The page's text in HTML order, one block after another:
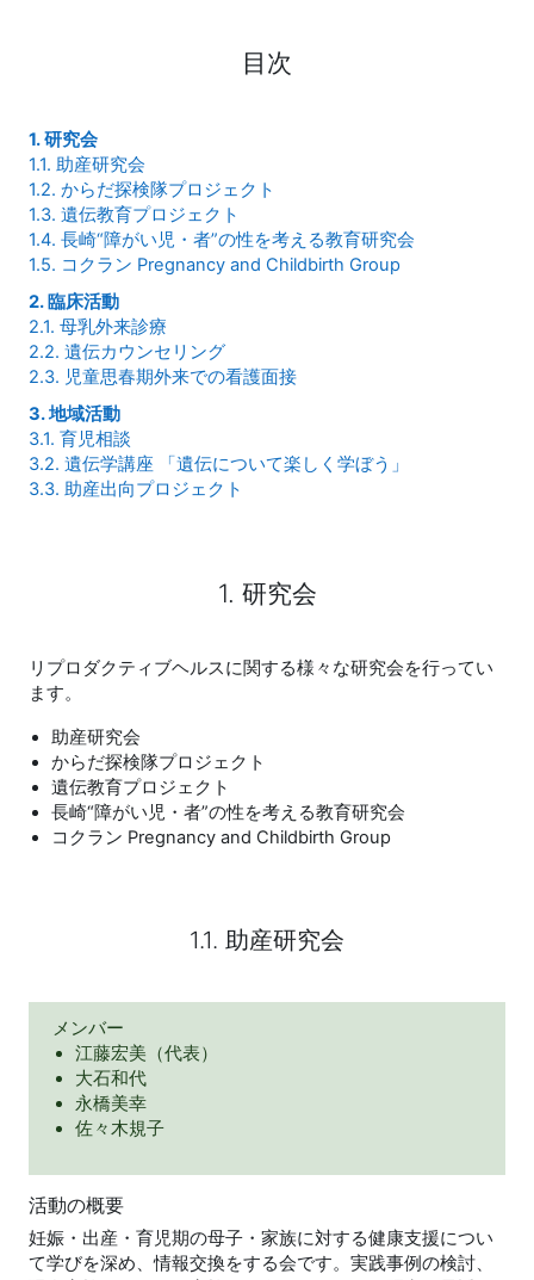
目次
1. 研究会
1.1. 助産研究会
1.2. からだ探検隊プロジェクト
1.3. 遺伝教育プロジェクト
1.4. 長崎“障がい児・者”の性を考える教育研究会
1.5. コクラン Pregnancy and Childbirth Group
2. 臨床活動
2.1. 母乳外来診療
2.2. 遺伝カウンセリング
2.3. 児童思春期外来での看護面接
3. 地域活動
3.1. 育児相談
3.2. 遺伝学講座 「遺伝について楽しく学ぼう」
3.3. 助産出向プロジェクト
1. 研究会
リプロダクティブヘルスに関する様々な研究会を行ってい
ます。
助産研究会
からだ探検隊プロジェクト
遺伝教育プロジェクト
長崎“障がい児・者”の性を考える教育研究会
コクラン Pregnancy and Childbirth Group
1.1. 助産研究会
メンバー
江藤宏美（代表）
大石和代
永橋美幸
佐々木規子
活動の概要
妊娠・出産・育児期の母子・家族に対する健康支援につい
て学びを深め、情報交換をする会です。実践事例の検討、